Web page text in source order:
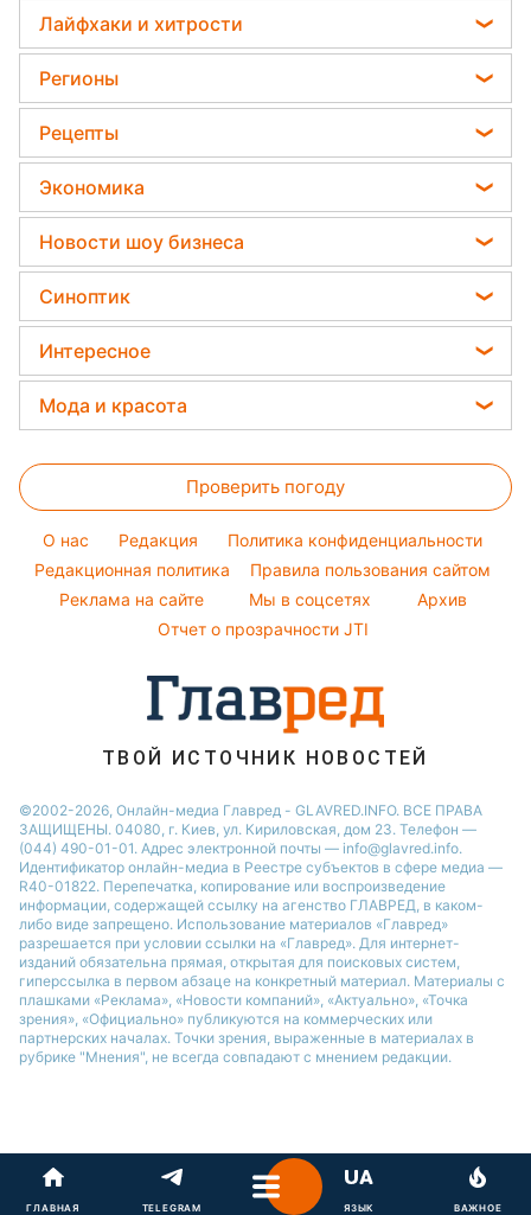
Катя Трохименко
16 мая 2022, 04:33
Эксперты говорят, что несмотря на
распространенные советы промывать
рис для настоящего вкусного
рассыпчатого плова не нужно вообще.
ad
кашу с мясом - задача простая, а приготовить
настоящий плов - это уже искусство.
ГЛАВНАЯ TELEGRAM ЯЗЫК ВАЖНОЕ